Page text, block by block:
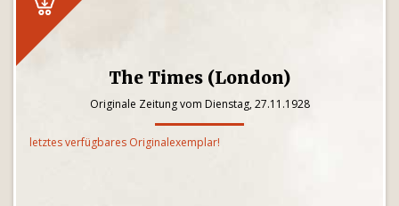
The Times (London)
Originale Zeitung vom Dienstag, 27.11.1928
letztes verfügbares Originalexemplar!